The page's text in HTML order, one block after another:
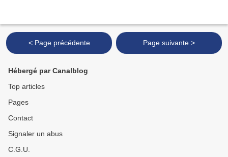
< Page précédente Page suivante >
Hébergé par Canalblog
Top articles
Pages
Contact
Signaler un abus
C.G.U.